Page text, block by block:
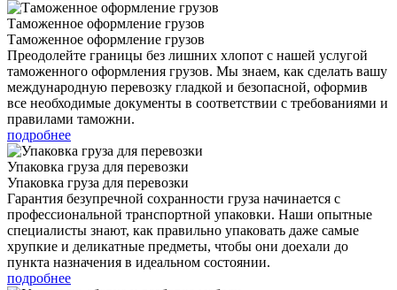
Таможенное оформление грузов
Таможенное оформление грузов
Преодолейте границы без лишних хлопот с нашей услугой
таможенного оформления грузов. Мы знаем, как сделать вашу
международную перевозку гладкой и безопасной, оформив
все необходимые документы в соответствии с требованиями и
правилами таможни.
подробнее
Упаковка груза для перевозки
Упаковка груза для перевозки
Гарантия безупречной сохранности груза начинается с
профессиональной транспортной упаковки. Наши опытные
специалисты знают, как правильно упаковать даже самые
хрупкие и деликатные предметы, чтобы они доехали до
пункта назначения в идеальном состоянии.
подробнее